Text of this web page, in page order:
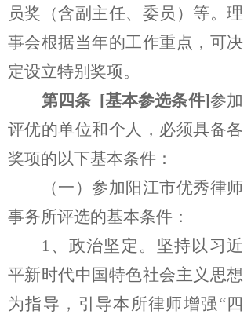
员奖（含副主任、委员）等。理
事会根据当年的工作重点，可决
定设立特别奖项。
第四条 [基本参选条件]参加
评优的单位和个人，必须具备各
奖项的以下基本条件：
（一）参加阳江市优秀律师
事务所评选的基本条件：
1、政治坚定。
坚持以习近
平新时代中国特色社会主义思想
为指导，引导本所律师增强“四